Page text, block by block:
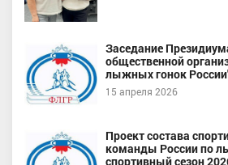
Заседание
общественной
лыжных гонок
15 апреля 2026
Проект состава
команды России по
спортивный сезон